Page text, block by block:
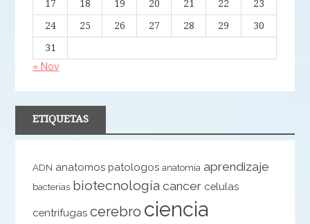
17
18 19 20 21 22
23
24
25 26 27 28 29
30
31
« Nov
ETIQUETAS
ADN anatomos patologos anatomía aprendizaje
bacterias biotecnología cancer celulas
centrifugas cerebro ciencia